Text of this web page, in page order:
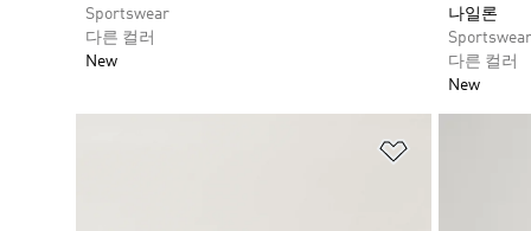
Sportswear
다른 컬러
New
나일론
Sportswear
다른 컬러
New